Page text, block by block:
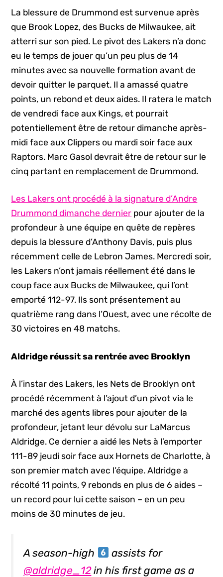
La blessure de Drummond est survenue après
que Brook Lopez, des Bucks de Milwaukee, ait
atterri sur son pied. Le pivot des Lakers n’a donc
eu le temps de jouer qu’un peu plus de 14
minutes avec sa nouvelle formation avant de
devoir quitter le parquet. Il a amassé quatre
points, un rebond et deux aides. Il ratera le match
de vendredi face aux Kings, et pourrait
potentiellement être de retour dimanche après-
midi face aux Clippers ou mardi soir face aux
Raptors. Marc Gasol devrait être de retour sur le
cinq partant en remplacement de Drummond.
Les Lakers ont procédé à la signature d’Andre
Drummond dimanche dernier pour ajouter de la
profondeur à une équipe en quête de repères
depuis la blessure d’Anthony Davis, puis plus
récemment celle de Lebron James. Mercredi soir,
les Lakers n’ont jamais réellement été dans le
coup face aux Bucks de Milwaukee, qui l’ont
emporté 112-97. Ils sont présentement au
quatrième rang dans l’Ouest, avec une récolte de
30 victoires en 48 matchs.
Aldridge réussit sa rentrée avec Brooklyn
À l’instar des Lakers, les Nets de Brooklyn ont
procédé récemment à l’ajout d’un pivot via le
marché des agents libres pour ajouter de la
profondeur, jetant leur dévolu sur LaMarcus
Aldridge. Ce dernier a aidé les Nets à l’emporter
111-89 jeudi soir face aux Hornets de Charlotte, à
son premier match avec l’équipe. Aldridge a
récolté 11 points, 9 rebonds en plus de 6 aides –
un record pour lui cette saison – en un peu
moins de 30 minutes de jeu.
A season-high
assists for
@aldridge_12in his first game as a